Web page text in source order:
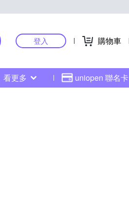
登入 購物車
看更多 uniopen 聯名卡